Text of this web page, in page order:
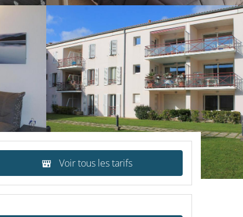
Voir tous les tarifs